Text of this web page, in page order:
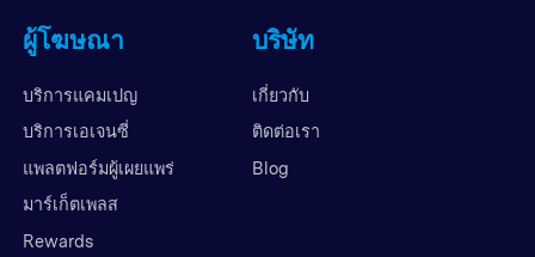
ผู้โฆษณา
บริการแคมเปญ
บริการเอเจนซี่
แพลตฟอร์มผู้เผยแพร่
มาร์เก็ตเพลส
Rewards
บริษัท
เกี่ยวกับ
ติดต่อเรา
Blog